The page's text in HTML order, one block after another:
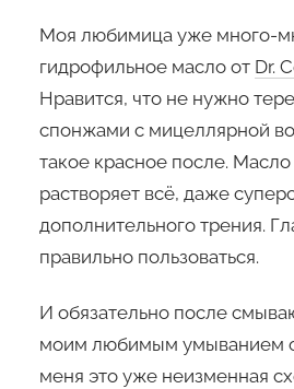
Моя любимица уже много-
гидрофильное масло от Dr.
Нравится, что не нужно
спонжами с мицеллярной
такое красное после.
растворяет всё, даже
дополнительного трения.
правильно пользоваться.
И обязательно после
моим любимым умыванием
меня это уже неизменная